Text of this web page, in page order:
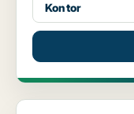
Kontor
Restaurant i